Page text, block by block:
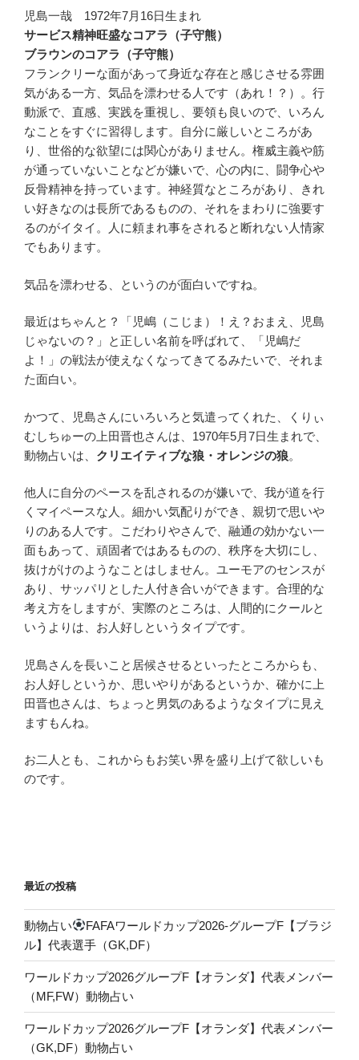
児島一哉 1972年7月16日生まれ
サービス精神旺盛なコアラ（子守熊）
ブラウンのコアラ（子守熊）
フランクリーな面があって身近な存在と感じさせる雰囲
気がある一方、気品を漂わせる人です（あれ！？）。行
動派で、直感、実践を重視し、要領も良いので、いろん
なことをすぐに習得します。自分に厳しいところがあ
り、世俗的な欲望には関心がありません。権威主義や筋
が通っていないことなどが嫌いで、心の内に、闘争心や
反骨精神を持っています。神経質なところがあり、きれ
い好きなのは長所であるものの、それをまわりに強要す
るのがイタイ。人に頼まれ事をされると断れない人情家
でもあります。
気品を漂わせる、というのが面白いですね。
最近はちゃんと？「児嶋（こじま）！え？おまえ、児島
じゃないの？」と正しい名前を呼ばれて、「児嶋だ
よ！」の戦法が使えなくなってきてるみたいで、それま
た面白い。
かつて、児島さんにいろいろと気遣ってくれた、くりぃ
むしちゅーの上田晋也さんは、1970年5月7日生まれで、
動物占いは、 クリエイティブな狼・オレンジの狼。
他人に自分のペースを乱されるのが嫌いで、我が道を行
くマイペースな人。細かい気配りができ、親切で思いや
りのある人です。こだわりやさんで、融通の効かない一
面もあって、頑固者ではあるものの、秩序を大切にし、
抜けがけのようなことはしません。ユーモアのセンスが
あり、サッパリとした人付き合いができます。合理的な
考え方をしますが、実際のところは、人間的にクールと
いうよりは、お人好しというタイプです。
児島さんを長いこと居候させるといったところからも、
お人好しというか、思いやりがあるというか、確かに上
田晋也さんは、ちょっと男気のあるようなタイプに見え
ますもんね。
お二人とも、これからもお笑い界を盛り上げて欲しいも
のです。
最近の投稿
動物占い
FAFAワールドカップ2026-グループF【ブラジ
ル】代表選手（GK,DF）
ワールドカップ2026グループF【オランダ】代表メンバー
（MF,FW）動物占い
ワールドカップ2026グループF【オランダ】代表メンバー
（GK,DF）動物占い